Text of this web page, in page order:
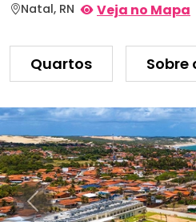
Natal, RN Veja no Mapa
Quartos Sobre
Anterior